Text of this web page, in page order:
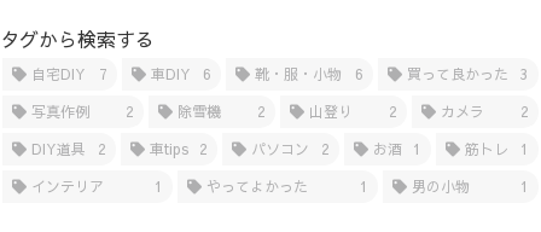
タグから検索する
自宅DIY 7 車DIY 6 靴・服・小物 6 買って良かった
3
写真作例
2 除雪機 2 山登り 2 カメラ
2
DIY道具
2 車tips 2 パソコン 2 お酒 1 筋トレ
1
インテリア
1 やってよかった 1 男の小物 1